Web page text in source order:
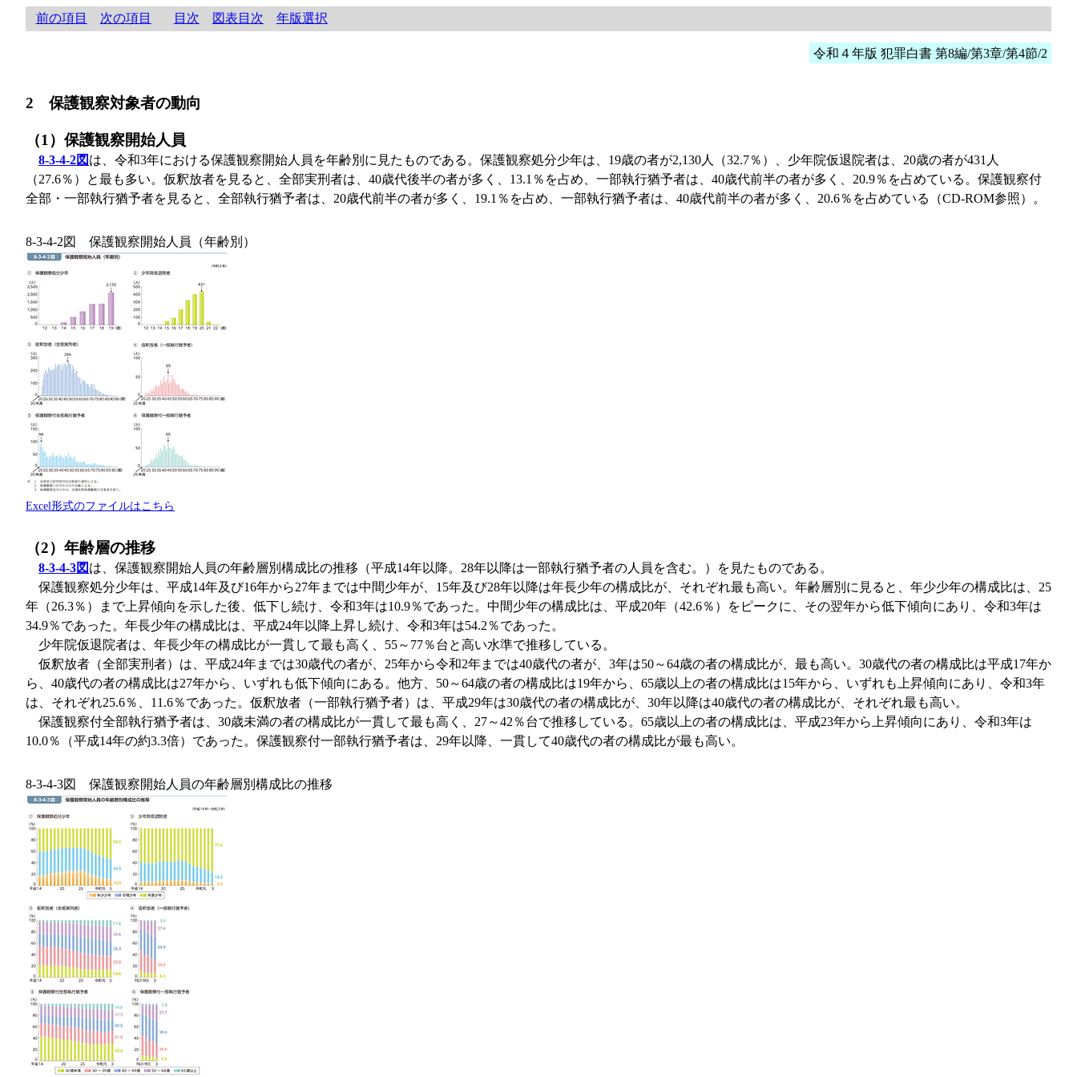
前の項目 次の項目 目次 図表目次 年版選択
令和４年版 犯罪白書 第8編/第3章/第4節/2
2 保護観察対象者の動向
（1）保護観察開始人員
8-3-4-2図 は、令和3年における保護観察開始人員を年齢別に見たものである。保護観察処分少年は、19歳の者が2,130人（32.7％）、少年院仮退院者は、20歳の者が431人
（27.6％）と最も多い。仮釈放者を見ると、全部実刑者は、40歳代後半の者が多く、13.1％を占め、一部執行猶予者は、40歳代前半の者が多く、20.9％を占めている。保護観察付
全部・一部執行猶予者を見ると、全部執行猶予者は、20歳代前半の者が多く、19.1％を占め、一部執行猶予者は、40歳代前半の者が多く、20.6％を占めている（CD-ROM参照）。
8-3-4-2図 保護観察開始人員（年齢別）
Excel形式のファイルはこちら
（2）年齢層の推移
8-3-4-3図 は、保護観察開始人員の年齢層別構成比の推移（平成14年以降。28年以降は一部執行猶予者の人員を含む。）を見たものである。
保護観察処分少年は、平成14年及び16年から27年までは中間少年が、15年及び28年以降は年長少年の構成比が、それぞれ最も高い。年齢層別に見ると、年少少年の構成比は、25
年（26.3％）まで上昇傾向を示した後、低下し続け、令和3年は10.9％であった。中間少年の構成比は、平成20年（42.6％）をピークに、その翌年から低下傾向にあり、令和3年は
34.9％であった。年長少年の構成比は、平成24年以降上昇し続け、令和3年は54.2％であった。
少年院仮退院者は、年長少年の構成比が一貫して最も高く、55～77％台と高い水準で推移している。
仮釈放者（全部実刑者）は、平成24年までは30歳代の者が、25年から令和2年までは40歳代の者が、3年は50～64歳の者の構成比が、最も高い。30歳代の者の構成比は平成17年か
ら、40歳代の者の構成比は27年から、いずれも低下傾向にある。他方、50～64歳の者の構成比は19年から、65歳以上の者の構成比は15年から、いずれも上昇傾向にあり、令和3年
は、それぞれ25.6％、11.6％であった。仮釈放者（一部執行猶予者）は、平成29年は30歳代の者の構成比が、30年以降は40歳代の者の構成比が、それぞれ最も高い。
保護観察付全部執行猶予者は、30歳未満の者の構成比が一貫して最も高く、27～42％台で推移している。65歳以上の者の構成比は、平成23年から上昇傾向にあり、令和3年は
10.0％（平成14年の約3.3倍）であった。保護観察付一部執行猶予者は、29年以降、一貫して40歳代の者の構成比が最も高い。
8-3-4-3図 保護観察開始人員の年齢層別構成比の推移